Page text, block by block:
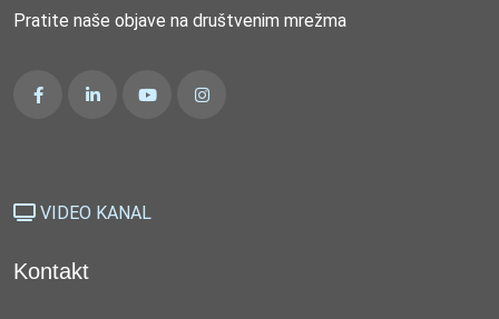
Pratite naše objave na društvenim mrežma
VIDEO KANAL
Kontakt